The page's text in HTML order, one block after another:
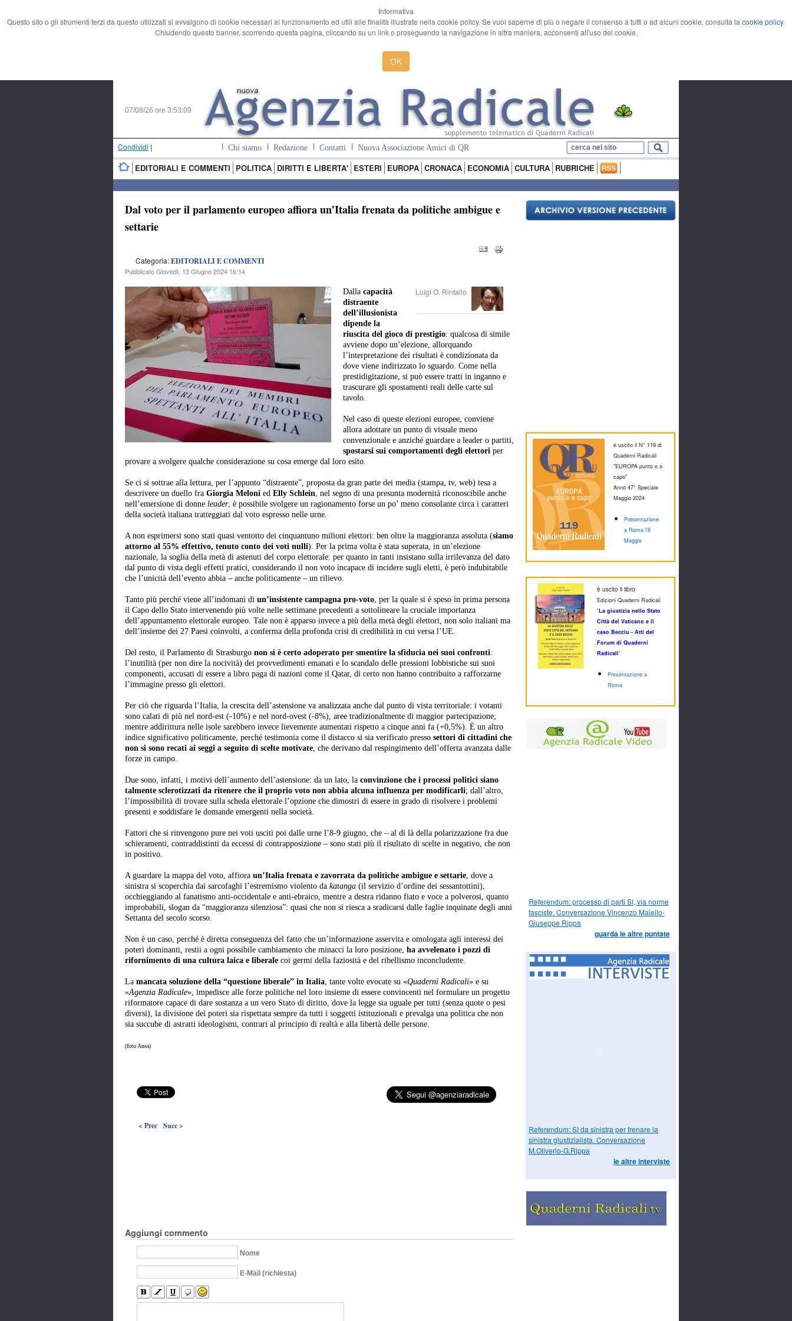
Informativa
Questo sito o gli strumenti terzi da questo utilizzati si avvalgono di cookie necessari al funzionamento ed utili alle finalità illustrate nella cookie policy. Se vuoi saperne di più o negare il consenso a tutti o ad alcuni cookie, consulta la cookie policy.
Chiudendo questo banner, scorrendo questa pagina, cliccando su un link o proseguendo la navigazione in altra maniera, acconsenti all'uso dei cookie.
OK
07/08/26 ore 3:53:10
Condividi | Chi siamo Redazione Contatti Nuova Associazione Amici di QR
EDITORIALI E COMMENTI POLITICA DIRITTI E LIBERTA' ESTERI EUROPA CRONACA ECONOMIA CULTURA RUBRICHE
Dal voto per il parlamento europeo affiora un’Italia frenata da politiche ambigue e
settarie
Categoria:EDITORIALI E COMMENTI
Pubblicato Giovedì, 13 Giugno 2024 16:14
Luigi O. Rintallo
Dalla capacità
distraente
dell’illusionista
dipende la
riuscita del gioco di prestigio: qualcosa di simile
avviene dopo un’elezione, allorquando
l’interpretazione dei risultati è condizionata da
dove viene indirizzato lo sguardo. Come nella
prestidigitazione, si può essere tratti in inganno e
trascurare gli spostamenti reali delle carte sul
tavolo.
Nel caso di queste elezioni europee, conviene
allora adottare un punto di visuale meno
convenzionale e anziché guardare a leader o partiti,
spostarsi sui comportamenti degli elettori per
provare a svolgere qualche considerazione su cosa emerge dal loro esito.
Se ci si sottrae alla lettura, per l’appunto “distraente”, proposta da gran parte dei media (stampa, tv, web) tesa a
descrivere un duello fra Giorgia Meloni ed Elly Schlein, nel segno di una presunta modernità riconoscibile anche
nell’emersione di donne leader, è possibile svolgere un ragionamento forse un po’ meno consolante circa i caratteri
della società italiana tratteggiati dal voto espresso nelle urne.
A non esprimersi sono stati quasi ventotto dei cinquantuno milioni elettori: ben oltre la maggioranza assoluta (siamo
attorno al 55% effettivo, tenuto conto dei voti nulli). Per la prima volta è stata superata, in un’elezione
nazionale, la soglia della metà di astenuti del corpo elettorale: per quanto in tanti insistano sulla irrilevanza del dato
dal punto di vista degli effetti pratici, considerando il non voto incapace di incidere sugli eletti, è però indubitabile
che l’unicità dell’evento abbia – anche politicamente – un rilievo.
Tanto più perché viene all’indomani di un’insistente campagna pro-voto, per la quale si è speso in prima persona
il Capo dello Stato intervenendo più volte nelle settimane precedenti a sottolineare la cruciale importanza
dell’appuntamento elettorale europeo. Tale non è apparso invece a più della metà degli elettori, non solo italiani ma
dell’insieme dei 27 Paesi coinvolti, a conferma della profonda crisi di credibilità in cui versa l’UE.
Del resto, il Parlamento di Strasburgo non si è certo adoperato per smentire la sfiducia nei suoi confronti:
l’inutilità (per non dire la nocività) dei provvedimenti emanati e lo scandalo delle pressioni lobbistiche sui suoi
componenti, accusati di essere a libro paga di nazioni come il Qatar, di certo non hanno contribuito a rafforzarne
l’immagine presso gli elettori.
Per ciò che riguarda l’Italia, la crescita dell’astensione va analizzata anche dal punto di vista territoriale: i votanti
sono calati di più nel nord-est (-10%) e nel nord-ovest (-8%), aree tradizionalmente di maggior partecipazione;
mentre addirittura nelle isole sarebbero invece lievemente aumentati rispetto a cinque anni fa (+0,5%). È un altro
indice significativo politicamente, perché testimonia come il distacco si sia verificato presso settori di cittadini che
non si sono recati ai seggi a seguito di scelte motivate, che derivano dal respingimento dell’offerta avanzata dalle
forze in campo.
Due sono, infatti, i motivi dell’aumento dell’astensione: da un lato, la convinzione che i processi politici siano
talmente sclerotizzati da ritenere che il proprio voto non abbia alcuna influenza per modificarli; dall’altro,
l’impossibilità di trovare sulla scheda elettorale l’opzione che dimostri di essere in grado di risolvere i problemi
presenti e soddisfare le domande emergenti nella società.
Fattori che si rinvengono pure nei voti usciti poi dalle urne l’8-9 giugno, che – al di là della polarizzazione fra due
schieramenti, contraddistinti da eccessi di contrapposizione – sono stati più il risultato di scelte in negativo, che non
in positivo.
A guardare la mappa del voto, affiora un’Italia frenata e zavorrata da politiche ambigue e settarie, dove a
sinistra si scoperchia dai sarcofaghi l’estremismo violento da katanga (il servizio d’ordine dei sessantottini),
occhieggiando al fanatismo anti-occidentale e anti-ebraico, mentre a destra ridanno fiato e voce a polverosi, quanto
improbabili, slogan da “maggioranza silenziosa”: quasi che non si riesca a sradicarsi dalle faglie inquinate degli anni
Settanta del secolo scorso.
Non è un caso, perché è diretta conseguenza del fatto che un’informazione asservita e omologata agli interessi dei
poteri dominanti, restii a ogni possibile cambiamento che minacci la loro posizione, ha avvelenato i pozzi di
rifornimento di una cultura laica e liberale coi germi della faziosità e del ribellismo inconcludente.
La mancata soluzione della “questione liberale” in Italia, tante volte evocate su «Quaderni Radicali» e su
«Agenzia Radicale», impedisce alle forze politiche nel loro insieme di essere convincenti nel formulare un progetto
riformatore capace di dare sostanza a un vero Stato di diritto, dove la legge sia uguale per tutti (senza quote o pesi
diversi), la divisione dei poteri sia rispettata sempre da tutti i soggetti istituzionali e prevalga una politica che non
sia succube di astratti ideologismi, contrari al principio di realtà e alla libertà delle persone.
(foto Ansa)
< Prec Succ >
Aggiungi commento
Nome
E-Mail (richiesta)
é uscito il N° 119 di
Quaderni Radicali
"EUROPA punto e a
capo"
Anno 47° Speciale
Maggio 2024
Presentazione
a Roma l'8
Maggio
è uscito il libro
Edizioni Quaderni Radicali
‘La giustizia nello Stato
Città del Vaticano e il
caso Becciu - Atti del
Forum di Quaderni
Radicali’
Presentazione a
Roma
Referendum: processo di parti SI, via norme
fasciste. Conversazione Vincenzo Maiello-
Giuseppe Rippa
guarda le altre puntate
Referendum: SI da sinistra per frenare la
sinistra giustizialista. Conversazione
M.Oliverio-G.Rippa
le altre interviste